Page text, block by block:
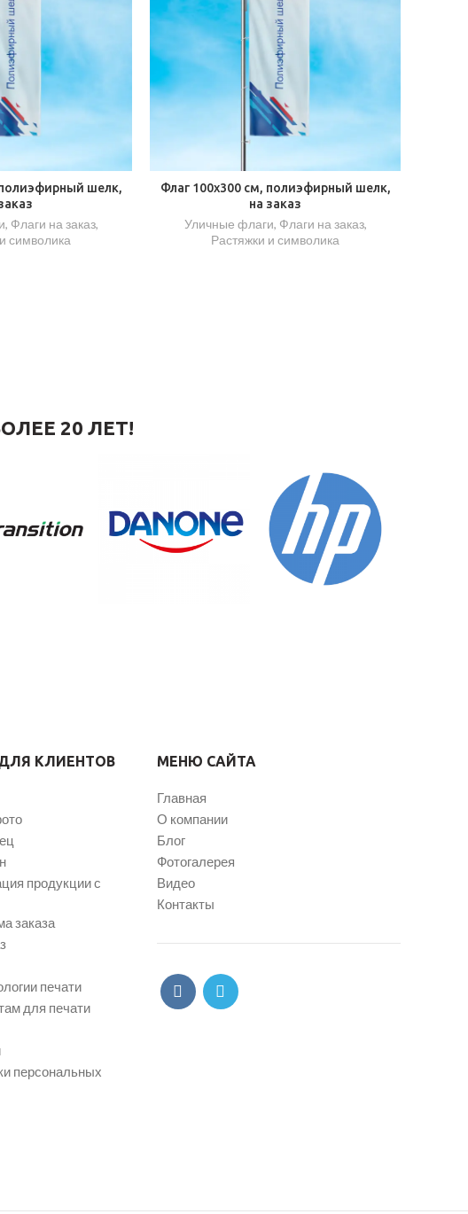
шелк,
, Флаги на заказ,
символика
Флаг 100х300 см, полиэфирный шелк,
на заказ
Уличные флаги, Флаги на заказ,
Растяжки и символика
20 ЛЕТ!
КЛИЕНТОВ
продукции с
заказа
печати
для печати
персональных
МЕНЮ САЙТА
Главная
О компании
Блог
Фотогалерея
Видео
Контакты